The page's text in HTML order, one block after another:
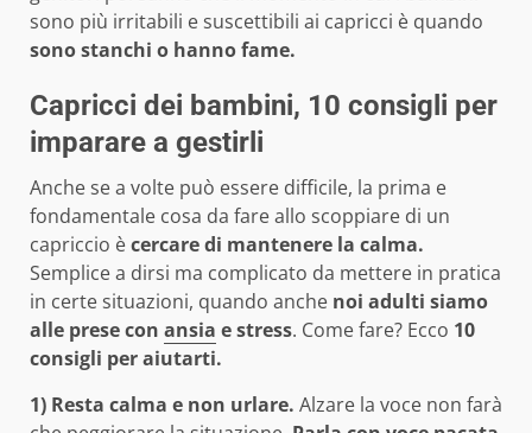
sono più irritabili e suscettibili ai capricci è quando
sono stanchi o hanno fame.
Capricci dei bambini, 10 consigli per
imparare a gestirli
Anche se a volte può essere difficile, la prima e
fondamentale cosa da fare allo scoppiare di un
capriccio ècercare di mantenere la calma.
Semplice a dirsi ma complicato da mettere in pratica
in certe situazioni, quando anche noi adulti siamo
alle prese con ansia e stress. Come fare? Ecco 10
consigli per aiutarti.
1) Resta calma e non urlare. Alzare la voce non farà